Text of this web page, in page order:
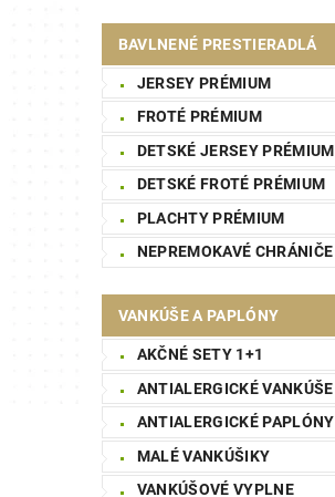
BAVLNENÉ PRESTIERADLÁ
JERSEY PRÉMIUM
FROTÉ PRÉMIUM
DETSKÉ JERSEY PRÉMIUM
DETSKÉ FROTÉ PRÉMIUM
PLACHTY PRÉMIUM
NEPREMOKAVÉ CHRÁNIČE
VANKÚŠE A PAPLÓNY
AKČNÉ SETY 1+1
ANTIALERGICKÉ VANKÚŠE
ANTIALERGICKÉ PAPLÓNY
MALÉ VANKÚŠIKY
VANKÚŠOVÉ VYPLNE